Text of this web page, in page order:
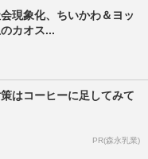
現象化、ちいかわ＆ヨッ
カオス...
はコーヒーに足してみて
PR(森永乳業)